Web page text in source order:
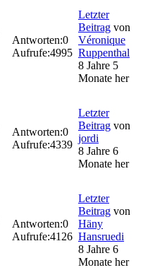
Antworten:0
Aufrufe:4995
Letzter
Beitrag von
Véronique
Ruppenthal
8 Jahre 5
Monate her
Antworten:0
Aufrufe:4339
Letzter
Beitrag von
jordi
8 Jahre 6
Monate her
Antworten:0
Aufrufe:4126
Letzter
Beitrag von
Häny
Hansruedi
8 Jahre 6
Monate her